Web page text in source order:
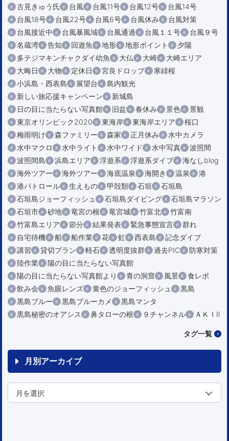
古見きゅう氏
台風 台風11号 台風12号
台風14号
台風18号
台風22号 台風6号 台風休み
台風対策
台風接近中
台風暴風域 台風通過 台風１１号
台風９号
名蔵湾
告知 回遊魚 地形 地形ポイント
夕陽
多テジマキンチャクダイ幼魚
大仏 大崎
大崎エリア
大晦日
大物 定休日 宮良ドロップ
寒緋桜
小浜島・西表島
展望台
島内観光
新しい旅応援キャンペーン
新城島
日の目に当たらない写真館
旧盆 春休み 景色
景観
東京オリンピック2020
東海岸 東海岸エリア
桜口
梅雨明け
森ファミリー 森家 正月休み
水中カメラ
水中マクロ
水中ライト 水中ワイド 水中写真
波照間
波照間島
浜島エリア 浮遊系 浮遊系ダイブ
海なしblog
海外ツアー
海外ツアー 海底温泉 海開き 温泉
港
港パトロール
生えもの 甲殻類 石垣
石垣島
石垣島ジョーフィッシュ
石垣島ダイビング
石垣島マラソン
石垣市
砂地 竜宮の根 竜宮城 竹富北
竹富南
竹富島エリア
節分 結果発表 緊急事態宣言
群れ
自宅待機
船 船作業 花 虹 西表島
記念ダイブ
講習
貸切プラン 軽石 透明度抜群 過去PIC
防寒対策
陸作業
陽の目に当たらない写真館
陽の目に当たらない写真館より
青の洞窟 風景
食レポ
飲み会
魚眼レンズ 黄色のジョーフィッシュ
黒島
黒島ブルー
黒島ブルーカメ
黒島マンタ
黒島秘密のオアシス
鼻タローの根 ９チャンネル ＡＫＩⅡ
タグ一覧
月別アーカイブ